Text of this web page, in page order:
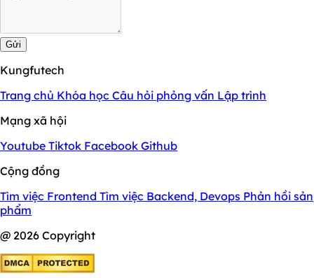
Gửi
Kungfutech
Trang chủ Khóa học Câu hỏi phỏng vấn Lập trình
Mạng xã hội
Youtube Tiktok Facebook Github
Cộng đồng
Tìm việc Frontend Tìm việc Backend, Devops Phản hồi sản
phẩm
@ 2026 Copyright